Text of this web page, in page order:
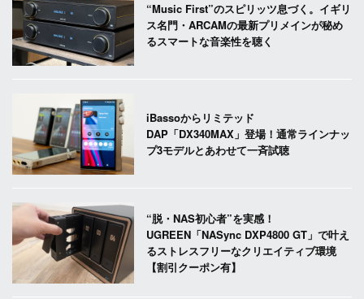
“Music First”のスピリッツ息づく。イギリ
ス名門・ARCAMの最新プリメインが秘め
るスマートな音楽性を聴く
iBassoからリミテッド
DAP「DX340MAX」登場！通常ラインナッ
プ3モデルとあわせて一斉試聴
“脱・NAS初心者”を実感！
UGREEN「NASync DXP4800 GT」で叶え
るストレスフリーなクリエイティブ環境
【割引クーポン有】